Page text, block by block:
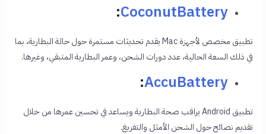
CoconutBattery
:
تطبيق مخصص لأجهزة Mac يقدم تحديثات مستمرة حول حالة البطارية، بما
في ذلك السعة الحالية، عدد دورات الشحن، وعمر البطارية المتبقي، وغيرها.
AccuBattery
:
تطبيق Android يراقب صحة البطارية ويساعد في تحسين عمرها من خلال
تقديم نصائح حول الشحن الأمثل والتفريغ.